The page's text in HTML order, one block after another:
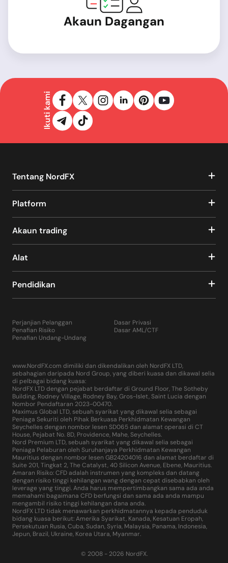
Akaun Dagangan
Ikuti kami
Tentang NordFX
Platform
Akaun trading
Alat
Pendidikan
Perjanjian Pelanggan
Penafian Risiko
Penafian Undang-Undang
Dasar Privasi
Dasar AML/CTF
www.NordFX.com dimiliki dan dikendalikan oleh NordFX LTD,
sebahagian daripada Nord Group, yang diberi kuasa dan dikawal selia
di pelbagai bidang kuasa:
NordFX LTD dengan pejabat berdaftar di Ground Floor, The Sotheby
Building, Rodney Village, Rodney Bay, Gros-Islet, Saint Lucia dengan
Nombor Pendaftaran 2023-00470.
Maximus Global LTD, sebuah syarikat yang dikawal selia sebagai
Peniaga Sekuriti oleh Pihak Berkuasa Perkhidmatan Kewangan
Seychelles dengan nombor lesen SD065 dan alamat operasi di CT
House, Pejabat No. 8D, Providence, Mahe, Seychelles.
Nord Premium LTD, sebuah syarikat yang dikawal selia sebagai
Peniaga Pelaburan oleh Suruhanjaya Perkhidmatan Kewangan
Mauritius dengan nombor lesen GB24204016 dan alamat berdaftar di
Suite 201, Tingkat 2, The Catalyst, 40 Silicon Avenue, Ebene, Mauritius.
Amaran Risiko: CFD adalah instrumen yang kompleks dan datang
dengan risiko tinggi kehilangan wang dengan cepat disebabkan oleh
leverage yang tinggi. Anda harus mempertimbangkan sama ada anda
memahami bagaimana CFD berfungsi dan sama ada anda mampu
mengambil risiko tinggi kehilangan dana anda.
NordFX LTD tidak menawarkan perkhidmatannya kepada penduduk
bidang kuasa berikut: Amerika Syarikat, Kanada, Kesatuan Eropah,
Persekutuan Rusia, Cuba, Sudan, Syria, Malaysia, Panama, Indonesia,
Jepun, Brazil, Ukraine, Korea Utara, Myanmar.
© 2008 - 2026 NordFX.